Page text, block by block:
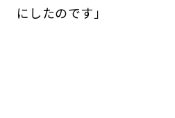
にしたのです」